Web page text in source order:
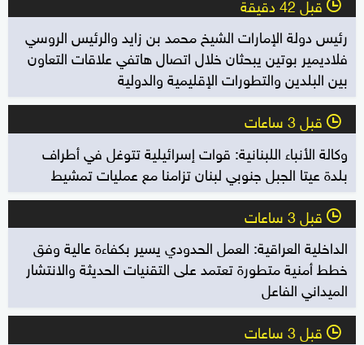
l
رئيس دولة الإمارات الشيخ محمد بن زايد والرئيس الروسي
فلاديمير بوتين يبحثان خلال اتصال هاتفي علاقات التعاون
بين البلدين والتطورات الإقليمية والدولية
l قبل 3 ساعات
وكالة الأنباء اللبنانية: قوات إسرائيلية تتوغل في أطراف
بلدة عيتا الجبل جنوبي لبنان تزامنا مع عمليات تمشيط
l قبل 3 ساعات
الداخلية العراقية: العمل الحدودي يسير بكفاءة عالية وفق
خطط أمنية متطورة تعتمد على التقنيات الحديثة والانتشار
الميداني الفاعل
l قبل 3 ساعات